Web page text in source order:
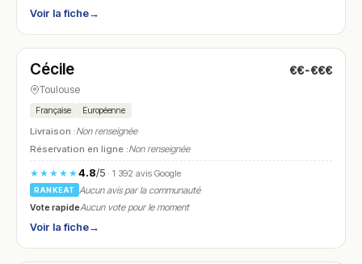
Voir la fiche→
N° 11
Cécile €€-€€€
Toulouse
Française Européenne
Livraison :Non renseignée
Réservation en ligne :Non renseignée
★★★★★4.8/5· 1 392 avis Google
RANKEAT
Aucun avis par la communauté
Vote rapideAucun vote pour le moment
Voir la fiche→